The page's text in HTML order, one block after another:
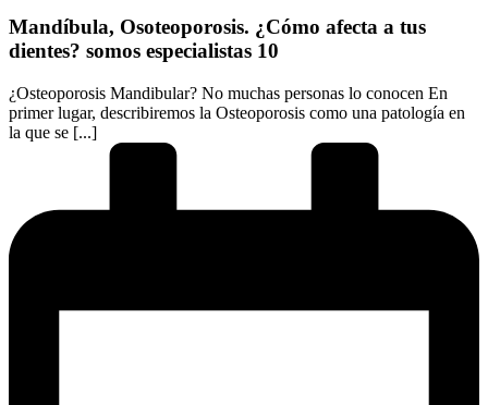
Mandíbula, Osoteoporosis. ¿Cómo afecta a tus
dientes? somos especialistas 10
¿Osteoporosis Mandibular? No muchas personas lo conocen En
primer lugar, describiremos la Osteoporosis como una patología en
la que se [...]